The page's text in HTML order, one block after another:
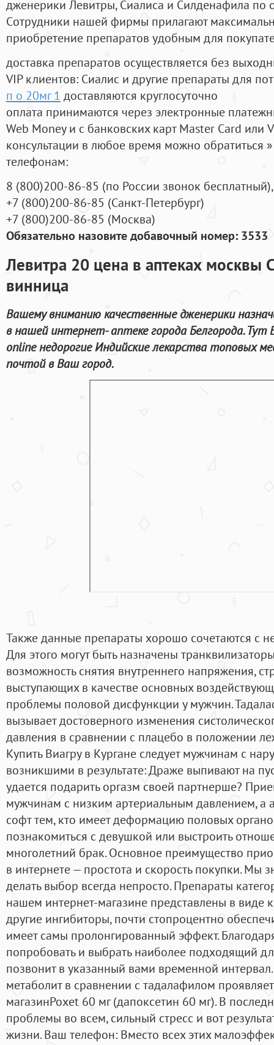
дженерики Левитры, Сиалиса и Силденафила по
Cотрудники нашей фирмы прилагают
приобретение препаратов удобным для
доставка препаратов осуществляется без
VIP клиентов: Сиалис и другие препараты для
п о 20мг 1 доставляются круглосуточно
оплата принимаются через электронные
Web Money и с банковских карт Master Card или
консультации в любое время можно обратиться
телефонам:
8 (800)200-86-85 (по России звонок бесплатный),
+7 (800)200-86-85 (Санкт-Петербург)
+7 (800)200-86-85 (Москва)
Обязательно назовите добавочный номер: 3533
Левитра 20 цена в аптеках москвы
винница
Вашему вниманию качественные дженерики
в нашей интернет- аптеке города Белгорода.
online недорогие Индийские лекарства топовых
почтой в Ваш город.
Также данные препараты хорошо сочетаются с
Для этого могут быть назначены
возможность снятия внутреннего напряжения,
выступающих в качестве основных
проблемы половой дисфункции у мужчин.
вызывает достоверного изменения
давления в сравнении с плацебо в положении
Купить Виагру в Кургане следует мужчинам с
возникшими в результате: Драже выпивают на
удается подарить оргазм своей партнерше?
мужчинам с низким артериальным давлением, а
софт тем, кто имеет деформацию половых
познакомиться с девушкой или выстроить
многолетний брак. Основное преимущество
в интернете — простота и скорость покупки. Мы
делать выбор всегда непросто. Препараты
нашем интернет-магазине представлены в виде
другие ингибиторы, почти стопроцентно
имеет самы пролонгированный эффект.
попробовать и выбрать наиболее подходящий
позвонит в указанный вами временной
метаболит в сравнении с тадалафилом
магазинPoxet 60 мг (дапоксетин 60 мг). В
проблемы во всем, сильный стресс и вот
жизни. Ваш телефон: Вместо всех этих